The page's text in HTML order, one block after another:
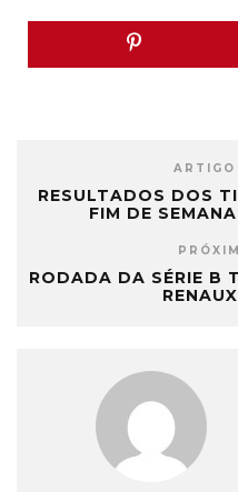
ARTIGO
RESULTADOS DOS
FIM DE
RODADA DA SÉRIE B